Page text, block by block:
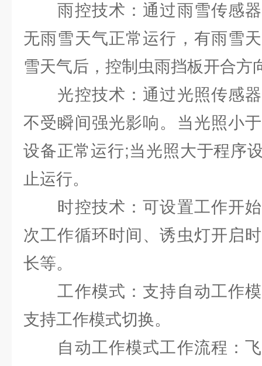
雨控技术：通过雨雪传感器
无雨雪天气正常运行，有雨雪
雪天气后，控制虫雨挡板开合方
光控技术：通过光照传感器
不受瞬间强光影响。当光照小
设备正常运行;当光照大于程序
止运行。
时控技术：可设置工作开始
次工作循环时间、诱虫灯开启
长等。
工作模式：支持自动工作模
支持工作模式切换。
自动工作模式工作流程：